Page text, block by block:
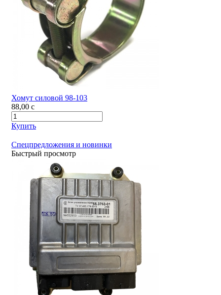
Хомут силовой 98-103
88,00 c
Купить
Спецпредложения и новинки
Быстрый просмотр